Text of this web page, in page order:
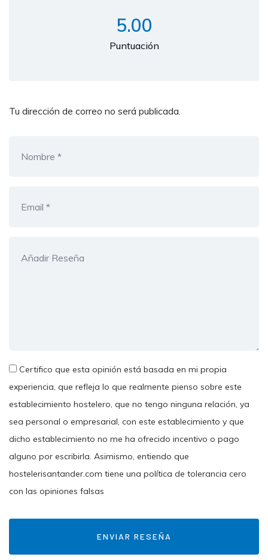
5.00
Puntuación
Tu dirección de correo no será publicada.
Certifico que esta opinión está basada en mi propia
experiencia, que refleja lo que realmente pienso sobre este
establecimiento hostelero, que no tengo ninguna relación, ya
sea personal o empresarial, con este establecimiento y que
dicho establecimiento no me ha ofrecido incentivo o pago
alguno por escribirla. Asimismo, entiendo que
hostelerisantander.com tiene una política de tolerancia cero
con las opiniones falsas